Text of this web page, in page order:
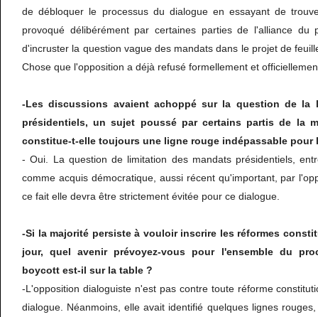
de débloquer le processus du dialogue en essayant de
provoqué délibérément par certaines parties de l'alliance du
d'incruster la question vague des mandats dans le projet de
Chose que l'opposition a déjà refusé formellement et
-Les discussions avaient achoppé sur la question de la
présidentiels, un sujet poussé par certains partis de la
constitue-t-elle toujours une ligne rouge indépassable pour
- Oui. La question de limitation des mandats présidentiels,
comme acquis démocratique, aussi récent qu'important, par
ce fait elle devra être strictement évitée pour ce dialogue.
-Si la majorité persiste à vouloir inscrire les réformes
jour, quel avenir prévoyez-vous pour l'ensemble du
boycott est-il sur la table ?
-L'opposition dialoguiste n'est pas contre toute réforme
dialogue. Néanmoins, elle avait identifié quelques lignes